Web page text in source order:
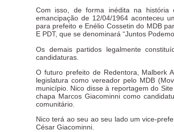
Com isso, de forma inédita na história
emancipação de 12/04/1964 aconteceu
para prefeito e Enélio Cossetin do MDB
E PDT, que se denominará “Juntos
Os demais partidos legalmente
candidaturas.
O futuro prefeito de Redentora, Malberk
legislatura como vereador pelo MDB
município. Nico disse à reportagem do
chapa Marcos Giacominni como
comunitário.
Nico terá ao seu ao seu lado um vice-
César Giacominni.